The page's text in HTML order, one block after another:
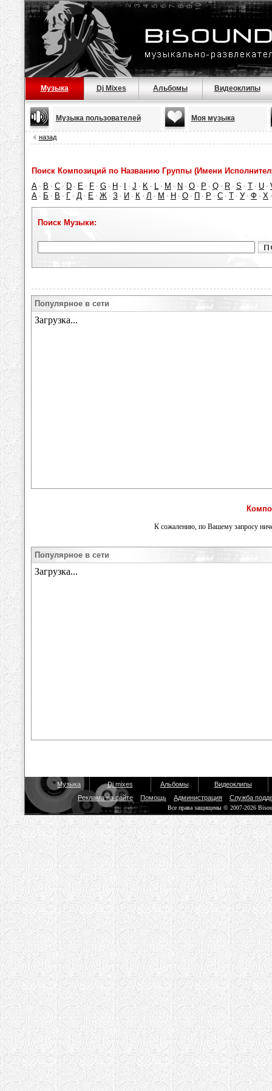
Музыка Dj Mixes Альбомы Видеоклипы
Музыка пользователей Моя музыка
назад
Поиск Композиций по Названию Группы (Имени
A · B · C · D · E · F · G · H · · J · K · L · M · N · O · P · Q · R · S · T · U ·
А · Б · В · Г · Д · Е · Ж · З · И · К · Л · М · Н · О · П · Р · С · Т · У · Ф · Х
Поиск Музыки:
Популярное в сети
К сожалению, по Вашему запросу
Популярное в сети
Музыка Dj mixes Альбомы
Видеоклипы
Реклама на сайте
Помощь Администрация Служба
Все права защищены © 2007-2026